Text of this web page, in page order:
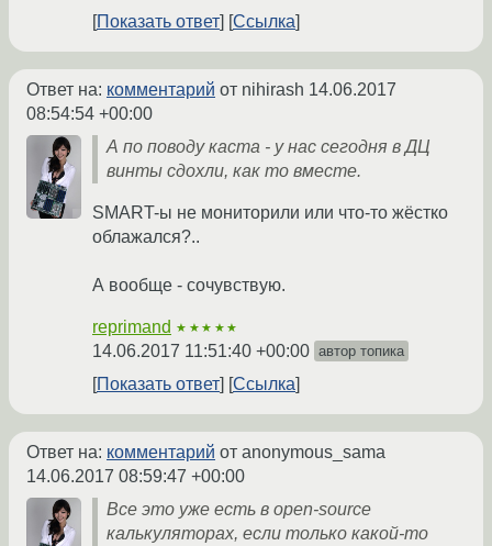
Показать ответ Ссылка
Ответ на: комментарий от nihirash 14.06.2017
08:54:54 +00:00
А по поводу каста - у нас сегодня в ДЦ
винты сдохли, как то вместе.
SMART-ы не мониторили или что-то жёстко
облажался?..
А вообще - сочувствую.
reprimand ★★★★★
14.06.2017 11:51:40 +00:00 автор топика
Показать ответ Ссылка
Ответ на: комментарий от anonymous_sama
14.06.2017 08:59:47 +00:00
Все это уже есть в open-source
калькуляторах, если только какой-то